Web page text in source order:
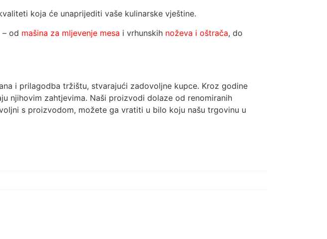
koja će unaprijediti vaše kulinarske vještine.
od mašina za mljevenje mesa i vrhunskih noževa i oštrača, do
i prilagodba tržištu, stvarajući zadovoljne kupce. Kroz godine
njihovim zahtjevima. Naši proizvodi dolaze od renomiranih
s proizvodom, možete ga vratiti u bilo koju našu trgovinu u